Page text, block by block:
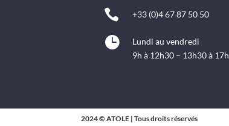
 +33 (0)4 67 87 50 50

Lundi au vendredi
9h à 12h30 – 13h30 à 17h
2024 © ATOLE | Tous droits réservés